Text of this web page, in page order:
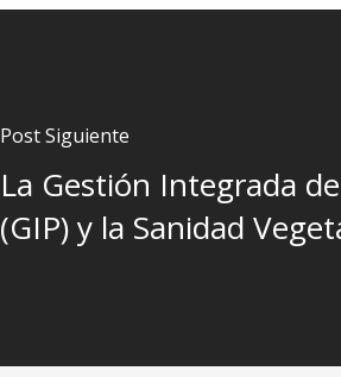
Post Siguiente
La Gestión Integrada
(GIP) y la Sanidad